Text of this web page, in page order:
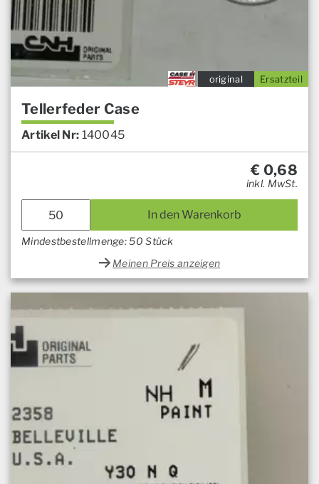
Ersatzteil
original
Tellerfeder Case
Artikel Nr: 140045
€ 0,68
inkl. MwSt.
In den Warenkorb
Mindestbestellmenge: 50 Stück
Meinen Preis anzeigen